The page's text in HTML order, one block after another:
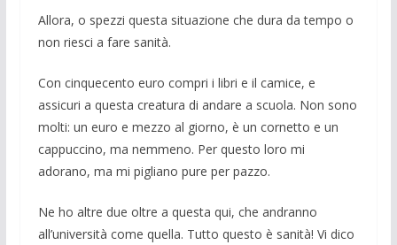
Allora, o spezzi questa situazione che dura da tempo o
non riesci a fare sanità.
Con cinquecento euro compri i libri e il camice, e
assicuri a questa creatura di an­dare a scuola. Non sono
molti: un euro e mezzo al giorno, è un cornetto e un
cap­puccino, ma nemmeno. Per questo loro mi
adorano, ma mi pigliano pure per pazzo.
Ne ho altre due oltre a questa qui, che andranno
all’università come quella. Tutto questo è sanità! Vi dico